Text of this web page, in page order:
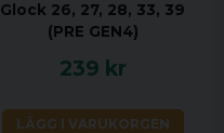
Glock 26, 27, 28, 33, 39
(PRE GEN4)
239 kr
LÄGG I VARUKORGEN